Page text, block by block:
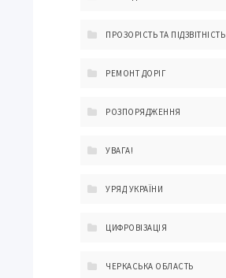
ПРОЗОРІСТЬ ТА ПІДЗВІТНІСТЬ
РЕМОНТ ДОРІГ
РОЗПОРЯДЖЕННЯ
УВАГА!
УРЯД УКРАЇНИ
ЦИФРОВІЗАЦІЯ
ЧЕРКАСЬКА ОБЛАСТЬ